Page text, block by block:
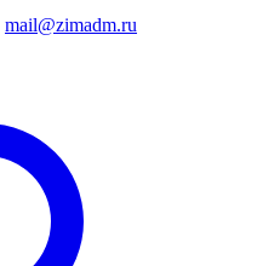
mail@zimadm.ru